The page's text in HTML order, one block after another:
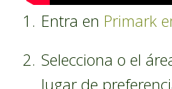
Entra en Primark
Selecciona o el
lugar de